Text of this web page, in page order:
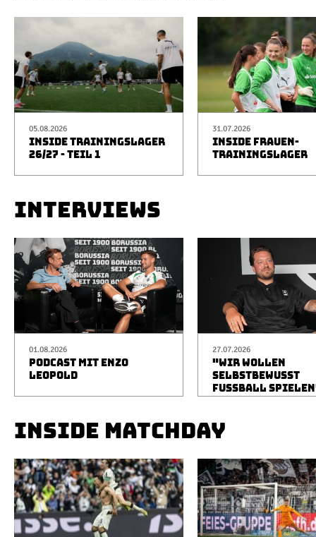
05.08.2026
INSIDE TRAININGSLAGER
26/27 - TEIL 1
31.07.2026
INSIDE FRAUEN-
TRAININGSLAGER
INTERVIEWS
01.08.2026
PODCAST MIT ENZO
LEOPOLD
27.07.2026
"WIR WOLLEN
SELBSTBEWUSST
FUSSBALL
INSIDE MATCHDAY